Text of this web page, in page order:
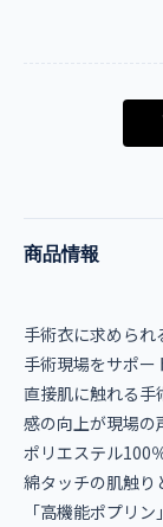
商品情報
手術衣に求めら
手術現場をサポ
直接肌に触れる手
感の向上が現場の
ポリエステル100
綿タッチの肌触り
「高機能ポプリ